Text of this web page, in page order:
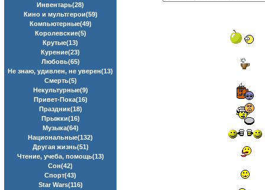
Инвентарь(28)
Кино и мультгерои(59)
Компьютерные(49)
Королевские(5)
Крутые(13)
Курение(23)
Любовь(65)
Не знаю, удивлен, не уверен(13)
Смерть(5)
Некультурные(9)
Привет-Пока(16)
Праздник(18)
Прыжки(16)
Музыка(64)
Национальные(132)
Другая жизнь(51)
Чтение, учеба, помощь(13)
Сон(42)
Спорт(43)
Star Wars(116)